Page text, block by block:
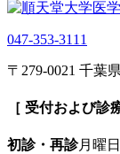
047-353-3111
〒279-0021 千葉
［ 受付および診
初診・再診月曜